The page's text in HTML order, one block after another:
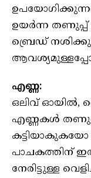
ഉയർന്ന തണുപ്പ്
ബ്രെഡ്
എണ്ണ:
ഒലിവ് ഓയിൽ,
എണ്ണകൾ
പാചകത്തിന്
നേരിട്ടുള്ള